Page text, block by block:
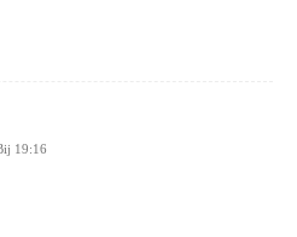
19:16